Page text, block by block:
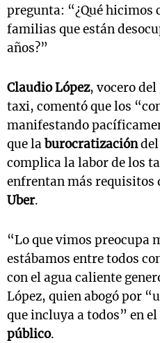
pregunta: “¿Qué hicimos
familias que están
años?”
Claudio López, vocero
taxi, comentó que los
manifestando
que laburocratizacióndel
complica la labor de los
enfrentan más requisitos
Uber.
“Lo que vimos preocupa
estábamos entre todos
con el agua caliente
López, quien abogó por
que incluya a todos” en
público.